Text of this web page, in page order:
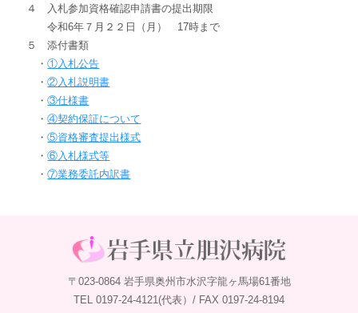
４ 入札参加資格確認申請書の提出期限
令和6年７月２２日（月） 17時まで
５ 添付書類
・①入札公告
・②入札説明書
・③仕様書
・④契約保証について
・⑤資格審査提出様式
・⑥入札様式等
・⑦業務委託内訳書
〒023-0864 岩手県奥州市水沢字龍ヶ馬場61番地
TEL 0197-24-4121(代表）/ FAX 0197-24-8194